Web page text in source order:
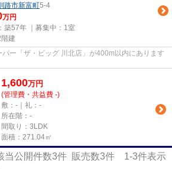
路市新富町5-4
万円
築57年 ｜募集中： 1室
建
ー「ザ・ビッグ 川北店」が400m以内にあります
1,600万円
(管理費・共益費 -)
敷：-｜礼：-
所在階：-
間取り：3LDK
面積：271.04㎡
当公開件数3件 販売数3件 1-3件表示